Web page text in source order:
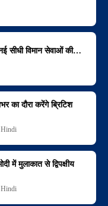
सीधी विमान सेवाओं की…
का दौरा करेंगे ब्रिटिश
Hindi
में मुलाकात से द्विपक्षीय
Hindi